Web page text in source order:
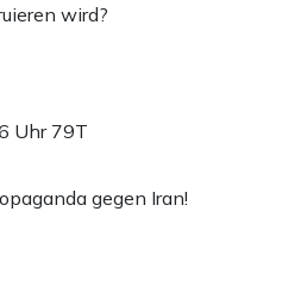
wird?
Uhr 79T
gegen Iran!